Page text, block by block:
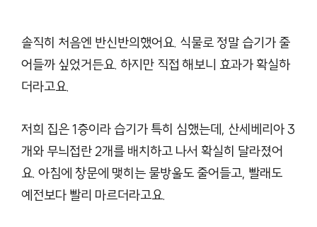
솔직히 처음엔 반신반의했어요. 식물로 정말 습기가 줄
어들까 싶었거든요. 하지만 직접 해보니 효과가 확실하
더라고요.
저희 집은 1층이라 습기가 특히 심했는데, 산세베리아 3
개와 무늬접란 2개를 배치하고 나서 확실히 달라졌어
요. 아침에 창문에 맺히는 물방울도 줄어들고, 빨래도
예전보다 빨리 마르더라고요.